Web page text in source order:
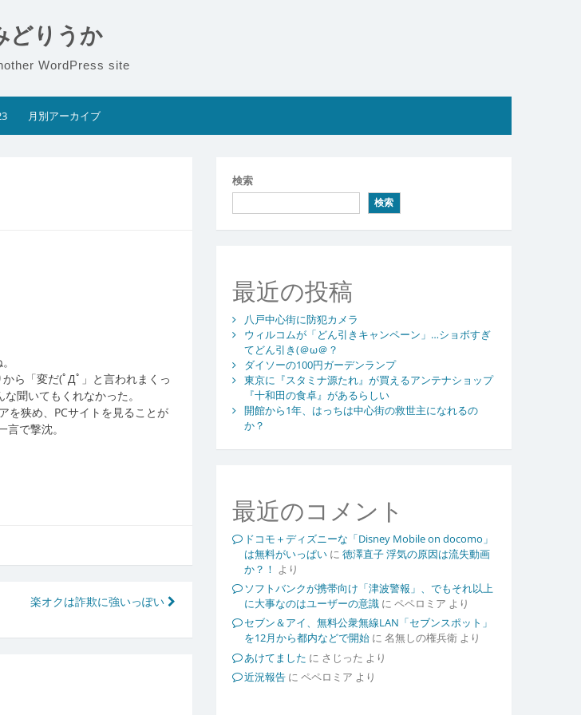
どりうか
WordPress site
月別アーカイブ
ら「変だ(ﾟДﾟ」と言われまくっ
聞いてもくれなかった。
を狭め、PCサイトを見ることが
で撃沈。
楽オクは詐欺に強いっぽい
検索
検索
最近の投稿
八戸中心街に防犯カメラ
ウィルコムが「どん引きキャンペーン」…ショボすぎ
てどん引き(＠ω＠？
ダイソーの100円ガーデンランプ
東京に『スタミナ源たれ』が買えるアンテナショップ
『十和田の食卓』があるらしい
開館から1年、はっちは中心街の救世主になれるの
か？
最近のコメント
ドコモ＋ディズニーな「Disney Mobile on docomo」
は無料がいっぱいに 徳澤直子 浮気の原因は流失動画
か？！ より
ソフトバンクが携帯向け「津波警報」、でもそれ以上
に大事なのはユーザーの意識に ペペロミア より
セブン＆アイ、無料公衆無線LAN「セブンスポット」
を12月から都内などで開始に 名無しの権兵衛より
あけてました に さじった より
近況報告に ペペロミア より